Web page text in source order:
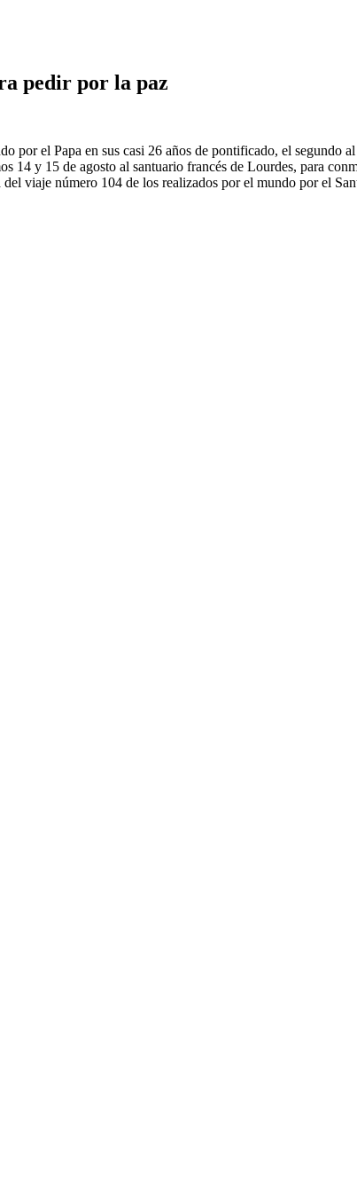
pedir por la paz
por el Papa en sus casi 26 años de pontificado, el segundo
14 y 15 de agosto al santuario francés de Lourdes, para
viaje número 104 de los realizados por el mundo por el